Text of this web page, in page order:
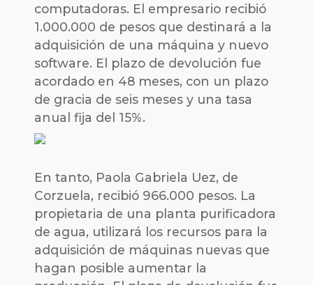
computadoras. El empresario recibió
1.000.000 de pesos que destinará a la
adquisición de una máquina y nuevo
software. El plazo de devolución fue
acordado en 48 meses, con un plazo
de gracia de seis meses y una tasa
anual fija del 15%.
En tanto, Paola Gabriela Uez, de
Corzuela, recibió 966.000 pesos. La
propietaria de una planta purificadora
de agua, utilizará los recursos para la
adquisición de máquinas nuevas que
hagan posible aumentar la